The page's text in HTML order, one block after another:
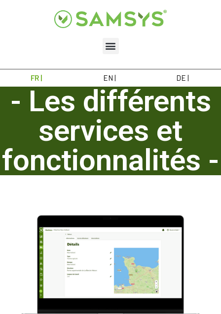
FR | EN | DE |
- Les différents
services et
fonctionnalités -